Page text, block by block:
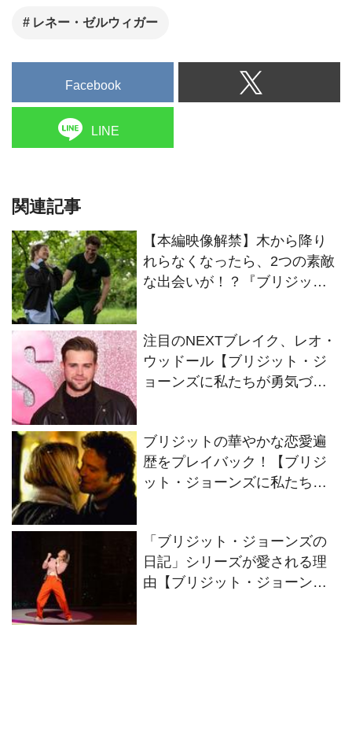
レネー・ゼルウィガー
Facebook
LINE
関連記事
【本編映像解禁】木から降り
れらなくなったら、2つの素敵
な出会いが！？『ブリジッ
注目のNEXTブレイク、レオ・
ウッドール【ブリジット・ジ
ョーンズに私たちが勇気づけ
ブリジットの華やかな恋愛遍
歴をプレイバック！【ブリジ
ット・ジョーンズに私たちが
「ブリジット・ジョーンズの
日記」シリーズが愛される理
由【ブリジット・ジョーンズ